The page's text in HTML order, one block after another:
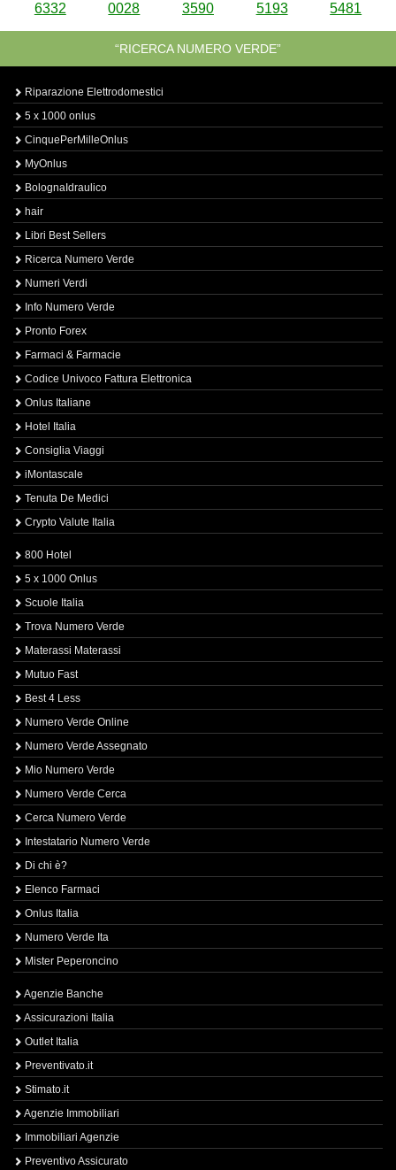
6332 0028 3590 5193 5481
“RICERCA NUMERO VERDE”
Riparazione Elettrodomestici
5 x 1000 onlus
CinquePerMilleOnlus
MyOnlus
BolognaIdraulico
hair
Libri Best Sellers
Ricerca Numero Verde
Numeri Verdi
Info Numero Verde
Pronto Forex
Farmaci & Farmacie
Codice Univoco Fattura Elettronica
Onlus Italiane
Hotel Italia
Consiglia Viaggi
iMontascale
Tenuta De Medici
Crypto Valute Italia
800 Hotel
5 x 1000 Onlus
Scuole Italia
Trova Numero Verde
Materassi Materassi
Mutuo Fast
Best 4 Less
Numero Verde Online
Numero Verde Assegnato
Mio Numero Verde
Numero Verde Cerca
Cerca Numero Verde
Intestatario Numero Verde
Di chi è?
Elenco Farmaci
Onlus Italia
Numero Verde Ita
Mister Peperoncino
Agenzie Banche
Assicurazioni Italia
Outlet Italia
Preventivato.it
Stimato.it
Agenzie Immobiliari
Immobiliari Agenzie
Preventivo Assicurato